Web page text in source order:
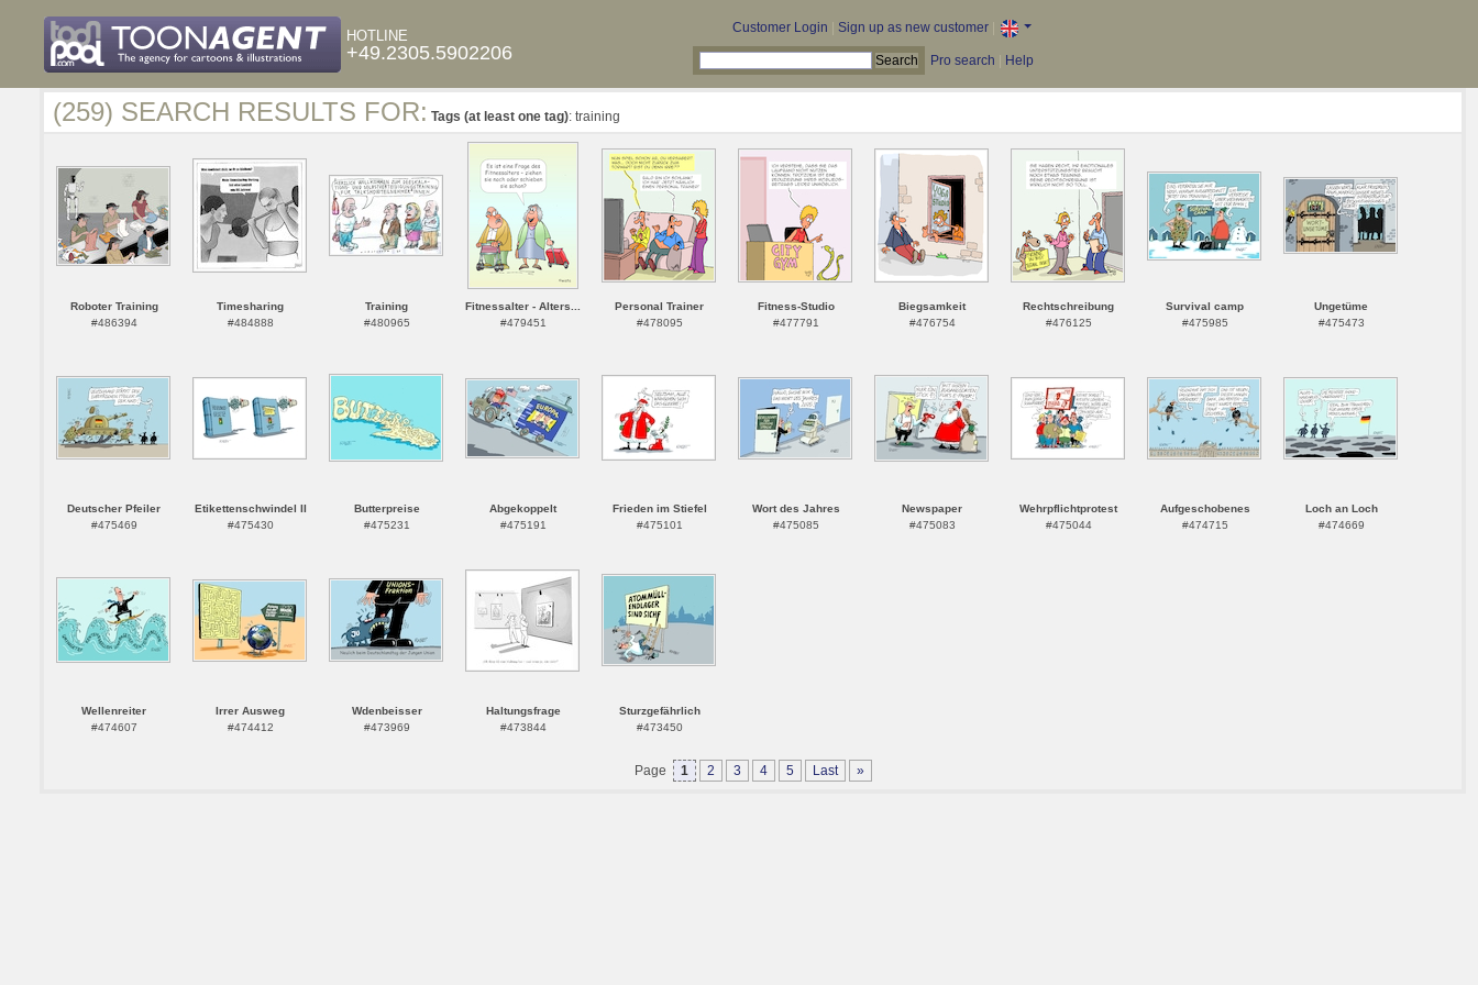
HOTLINE
+49.2305.5902206
Customer Login Sign up as new customer|
Pro search Help
(259) SEARCH RESULTS FOR: Tags (at least one tag): training
Roboter Training
#486394
Timesharing
#484888
Training
#480965
Fitnessalter - Alters...
#479451
Personal Trainer
#478095
Fitness-Studio
#477791
Biegsamkeit
#476754
Rechtschreibung
#476125
Survival camp
#475985
Ungetüme
#475473
Deutscher Pfeiler
#475469
Etikettenschwindel II
#475430
Butterpreise
#475231
Abgekoppelt
#475191
Frieden im Stiefel
#475101
Wort des Jahres
#475085
Newspaper
#475083
Wehrpflichtprotest
#475044
Aufgeschobenes
#474715
Loch an Loch
#474669
Wellenreiter
#474607
Irrer Ausweg
#474412
Wdenbeisser
#473969
Haltungsfrage
#473844
Sturzgefährlich
#473450
Page 1 2 3 4 5 Last »